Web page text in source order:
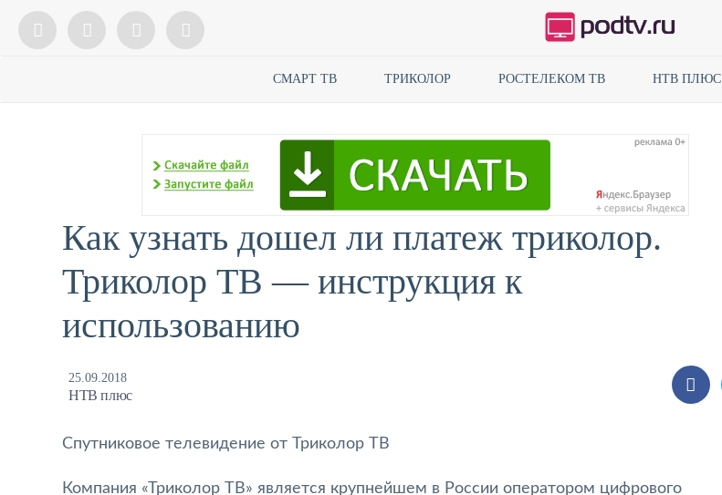
СМАРТ ТВ ТРИКОЛОР РОСТЕЛЕКОМ ТВ НТВ ПЛЮС
Как узнать дошел ли платеж триколор.
Триколор ТВ — инструкция к
использованию
25.09.2018
НТВ плюс
Спутниковое телевидение от Триколор ТВ
Компания «Триколор ТВ» является крупнейшем в России оператором цифрового